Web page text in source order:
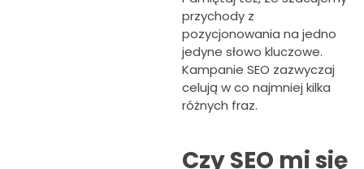
przychody z
pozycjonowania na jedno
jedyne słowo kluczowe.
Kampanie SEO zazwyczaj
celują w co najmniej kilka
różnych fraz.
Czy SEO mi się